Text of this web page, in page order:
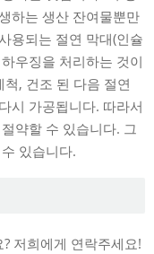
하는 생산 잔여물뿐만
용되는 절연 막대(인슐
우징을 처리하는 것이
, 건조 된 다음 절연
시 가공됩니다. 따라서
약할 수 있습니다. 그
있습니다.
저희에게 연락주세요!